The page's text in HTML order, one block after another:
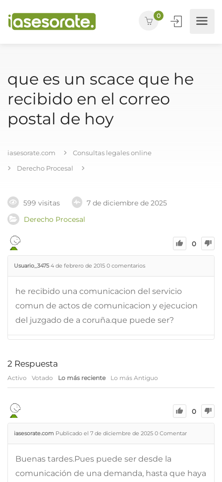
0
que es un scace que he
recibido en el correo
postal de hoy
iasesorate.com
Consultas legales online
Derecho Procesal
599 visitas
7 de diciembre de 2025
Derecho Procesal
0
Usuario_3475 4 de febrero de 2015 0 comentarios
he recibido una comunicacion del servicio
comun de actos de comunicacion y ejecucion
del juzgado de a coruña.que puede ser?
2 Respuesta
Activo Votado Lo más reciente Lo más Antiguo
0
iasesorate.com Publicado el 7 de diciembre de 2025 0 Comentar
Buenas tardes.Pues puede ser desde la
comunicación de una demanda, hasta que haya